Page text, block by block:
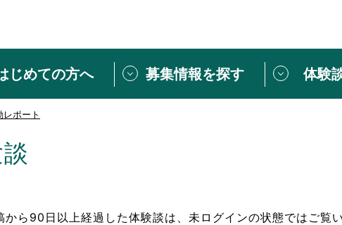
じめての方へ
ランティアレガシーネットワークとは
募集情報を探す 体験
験談
ティアの広場
事一覧
ポート
から90日以上経過した体験談は、未ログインの状態ではご覧